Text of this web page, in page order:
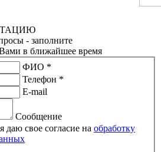
- заполните
в ближайшее время
ФИО *
Телефон *
E-mail
Сообщение
даю свое согласие на обработку